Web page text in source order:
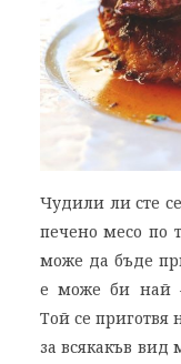
Чудили ли сте
печено месо по
може да бъде
е може би най
Той се приготвя
за всякакъв вид